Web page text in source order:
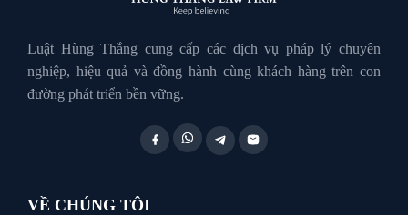
Luật Lao Động
Luật Hùng Thắng cung cấp các dịch vụ pháp lý chuyên
nghiệp, hiệu quả và đồng hành cùng khách hàng trên con
đường phát triển bền vững.
VỀ CHÚNG TÔI